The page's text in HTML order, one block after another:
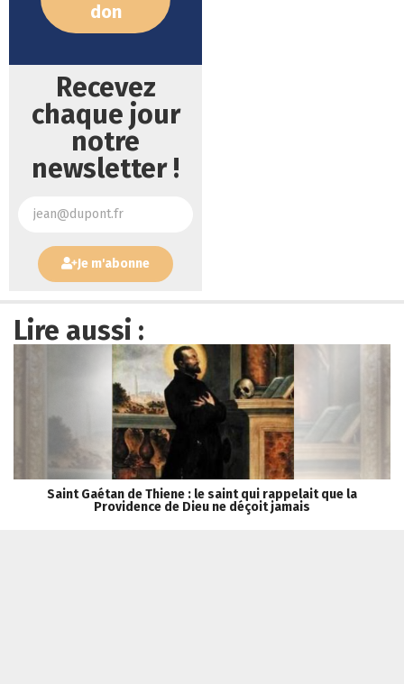
don
Recevez
chaque jour
notre
newsletter !
Je m'abonne
Lire aussi :
Saint Gaétan de Thiene : le saint qui rappelait que la
Providence de Dieu ne déçoit jamais